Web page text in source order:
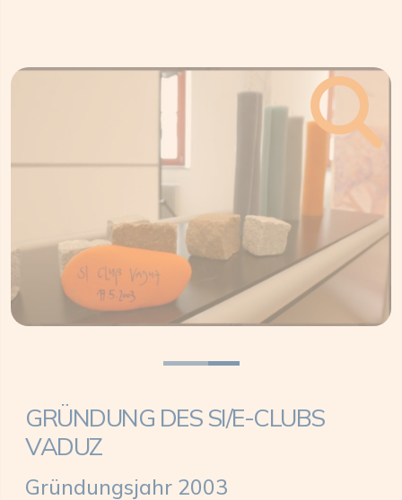
GRÜNDUNG DES SI/E-CLUBS
VADUZ
Gründungsjahr 2003